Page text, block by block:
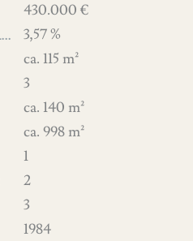
430.000 €
KÄUFERPROVISION ZZGL. MWST 3,57 %
ca. 115 m²
3
ca. 140 m²
ca. 998 m²
1
2
3
1984